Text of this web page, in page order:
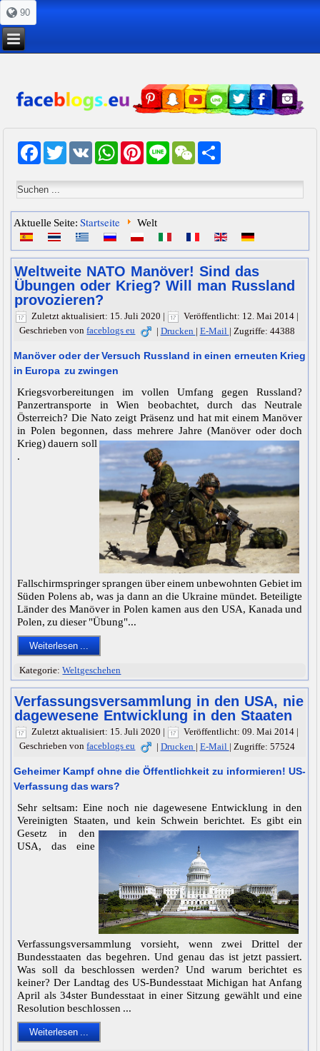
90
Facebook
Twitter VK WhatsAppPinterestLine WeChat
Aktuelle Seite:Startseite Welt
Weltweite NATO Manöver! Sind das
Übungen oder Krieg? Will man Russland
provozieren?
Zuletzt aktualisiert: 15. Juli 2020 | Veröffentlicht: 12. Mai 2014 |
Geschrieben vonfaceblogs eu | Drucken | E-Mail | Zugriffe: 44388
Manöver oder der Versuch Russland in einen erneuten Krieg
in Europa zu zwingen
Kriegsvorbereitungen im vollen Umfang gegen Russland?
Panzertransporte in Wien beobachtet, durch das Neutrale
Österreich? Die Nato zeigt Präsenz und hat mit einem Manöver
in Polen begonnen, dass mehrere Jahre (Manöver oder doch
Krieg) dauern soll
.
Fallschirmspringer sprangen über einem unbewohnten Gebiet im
Süden Polens ab, was ja dann an die Ukraine mündet. Beteiligte
Länder des Manöver in Polen kamen aus den USA, Kanada und
Polen, zu dieser "Übung"...
Weiterlesen ...
Kategorie:Weltgeschehen
Verfassungsversammlung in den USA, nie
dagewesene Entwicklung in den Staaten
Zuletzt aktualisiert: 15. Juli 2020 | Veröffentlicht: 09. Mai 2014 |
Geschrieben vonfaceblogs eu | Drucken | E-Mail | Zugriffe: 57524
Geheimer Kampf ohne die Öffentlichkeit zu informieren! US-
Verfassung das wars?
Sehr seltsam: Eine noch nie dagewesene Entwicklung in den
Vereinigten Staaten, und kein Schwein berichtet. Es gibt ein
Gesetz in den
USA, das eine
Verfassungsversammlung vorsieht, wenn zwei Drittel der
Bundesstaaten das begehren. Und genau das ist jetzt passiert.
Was soll da beschlossen werden? Und warum berichtet es
keiner? Der Landtag des US-Bundesstaat Michigan hat Anfang
April als 34ster Bundesstaat in einer Sitzung gewählt und eine
Resolution beschlossen ...
Weiterlesen ...